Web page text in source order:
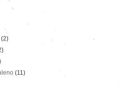
(2)
(11)